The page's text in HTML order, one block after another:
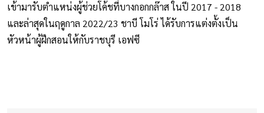
เข้ามารับตำแหน่งผู้ช่วยโค้ชที่บางกอกกล๊าส ในปี 2017 - 2018
และล่าสุดในฤดูกาล 2022/23 ชาบี โมโร่ ได้รับการแต่งตั้งเป็น
หัวหน้าผู้ฝึกสอนให้กับราชบุรี เอฟซี